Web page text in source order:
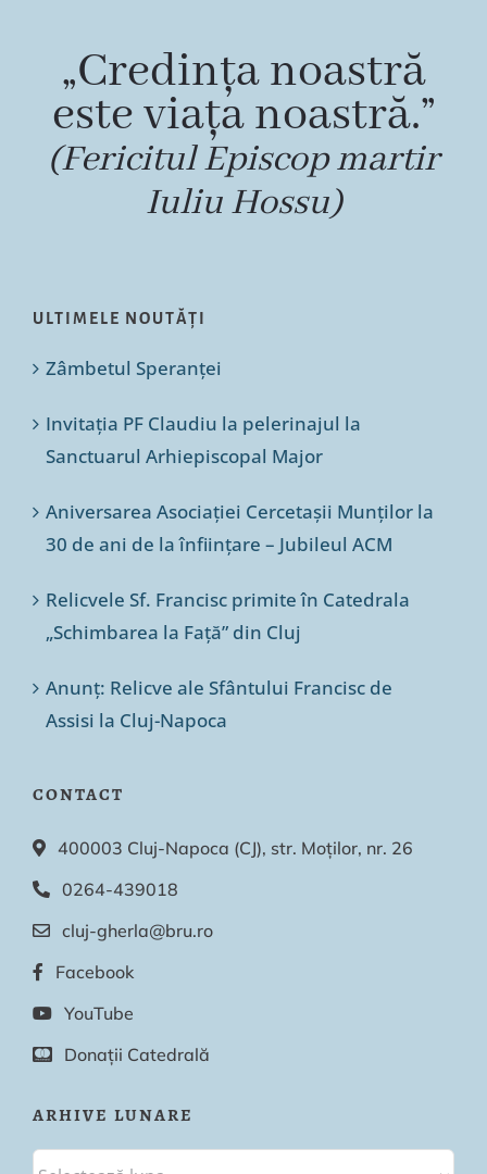
„Credința noastră
este viața noastră.”
(Fericitul Episcop martir
Iuliu Hossu)
ULTIMELE NOUTĂȚI
Zâmbetul Speranței
Invitația PF Claudiu la pelerinajul la
Sanctuarul Arhiepiscopal Major
Aniversarea Asociației Cercetașii Munților la
30 de ani de la înființare – Jubileul ACM
Relicvele Sf. Francisc primite în Catedrala
„Schimbarea la Față” din Cluj
Anunț: Relicve ale Sfântului Francisc de
Assisi la Cluj-Napoca
CONTACT
400003 Cluj-Napoca (CJ), str. Moților, nr. 26
0264-439018
cluj-gherla@bru.ro
Facebook
YouTube
Donații Catedrală
ARHIVE LUNARE